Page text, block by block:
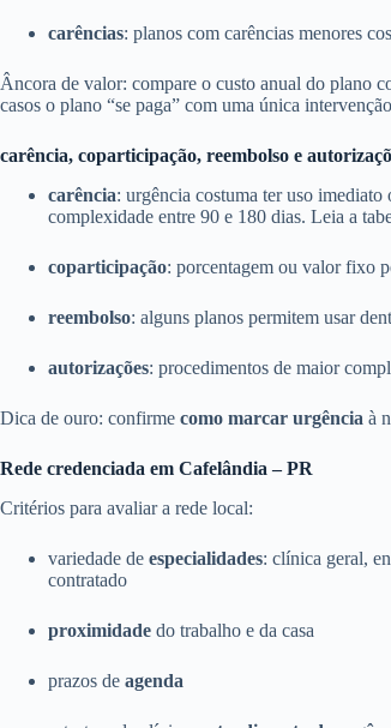
carências: planos com carências menores
Âncora de valor: compare o custo anual do plano
casos o plano “se paga” com uma única
carência, coparticipação, reembolso e
carência: urgência costuma ter uso
complexidade entre 90 e 180 dias. Leia a
coparticipação: porcentagem ou valor fixo
reembolso: alguns planos permitem usar
autorizações: procedimentos de maior
Dica de ouro: confirme como marcar urgência à
Rede credenciada em Cafelândia – PR
Critérios para avaliar a rede local:
variedade de especialidades: clínica geral,
contratado
proximidade do trabalho e da casa
prazos de agenda